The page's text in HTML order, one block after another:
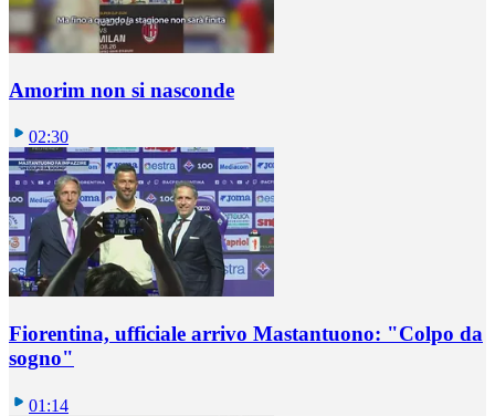
Amorim non si nasconde
02:30
Fiorentina, ufficiale arrivo Mastantuono: "Colpo da
sogno"
01:14